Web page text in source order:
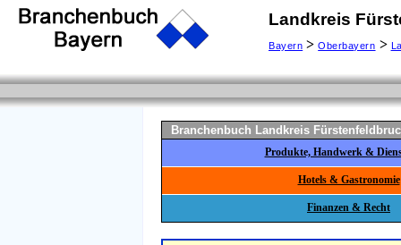
Landkreis
Bayern > Oberbayern >
Branchenbuch Landkreis
Produkte, Handwerk &
Hotels & Gastronomie
Finanzen & Recht